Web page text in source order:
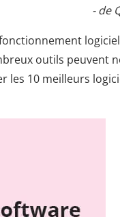
- de
outils peuvent
les 10 meilleurs